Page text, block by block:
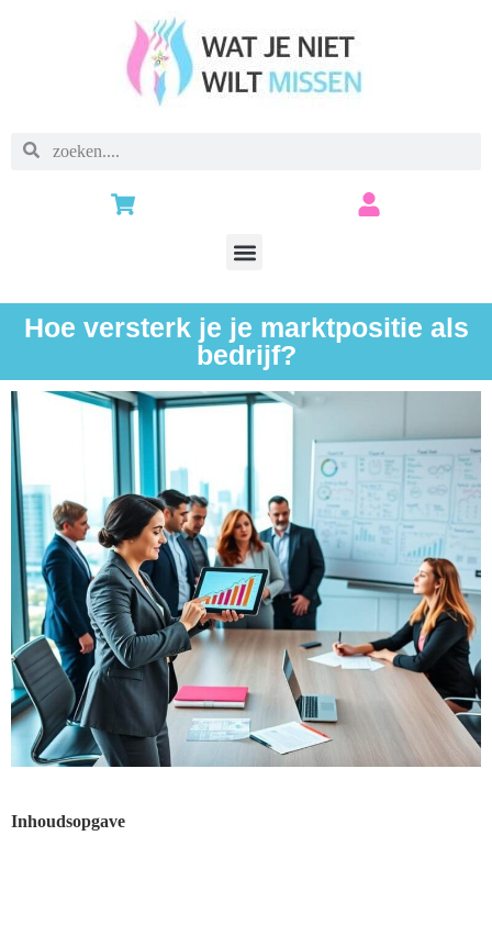
Hoe versterk je je marktpositie als
bedrijf?
Inhoudsopgave